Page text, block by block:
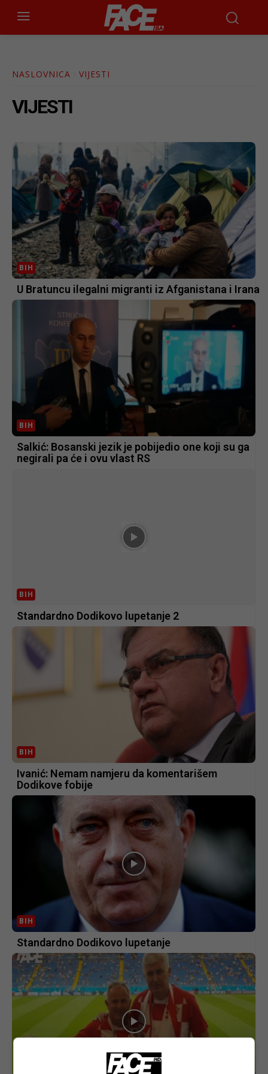
NASLOVNICA VIJESTI
VIJESTI
BIH
U Bratuncu ilegalni migranti iz Afganistana i Irana
BIH
Salkić: Bosanski jezik je pobijedio one koji su ga
negirali pa će i ovu vlast RS
BIH
Standardno Dodikovo lupetanje 2
BIH
Ivanić: Nemam namjeru da komentarišem
Dodikove fobije
BIH
Standardno Dodikovo lupetanje